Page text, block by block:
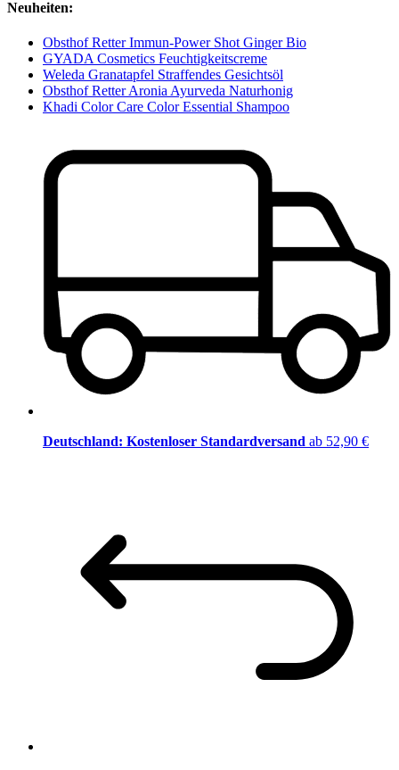
Neuheiten:
Obsthof Retter Immun-Power Shot Ginger Bio
GYADA Cosmetics Feuchtigkeitscreme
Weleda Granatapfel Straffendes Gesichtsöl
Obsthof Retter Aronia Ayurveda Naturhonig
Khadi Color Care Color Essential Shampoo
Deutschland: Kostenloser Standardversand ab 52,90 €